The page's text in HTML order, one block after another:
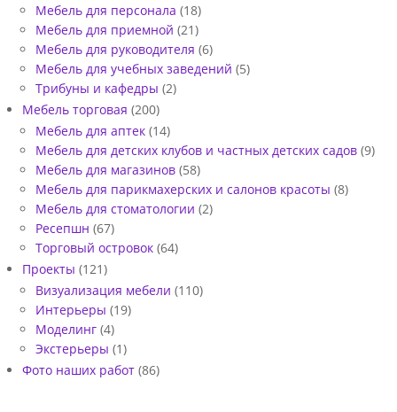
Мебель для персонала (18)
Мебель для приемной (21)
Мебель для руководителя (6)
Мебель для учебных заведений (5)
Трибуны и кафедры (2)
Мебель торговая (200)
Мебель для аптек (14)
Мебель для детских клубов и частных детских садов (9)
Мебель для магазинов (58)
Мебель для парикмахерских и салонов красоты (8)
Мебель для стоматологии (2)
Ресепшн (67)
Торговый островок (64)
Проекты (121)
Визуализация мебели (110)
Интерьеры (19)
Моделинг (4)
Экстерьеры (1)
Фото наших работ (86)